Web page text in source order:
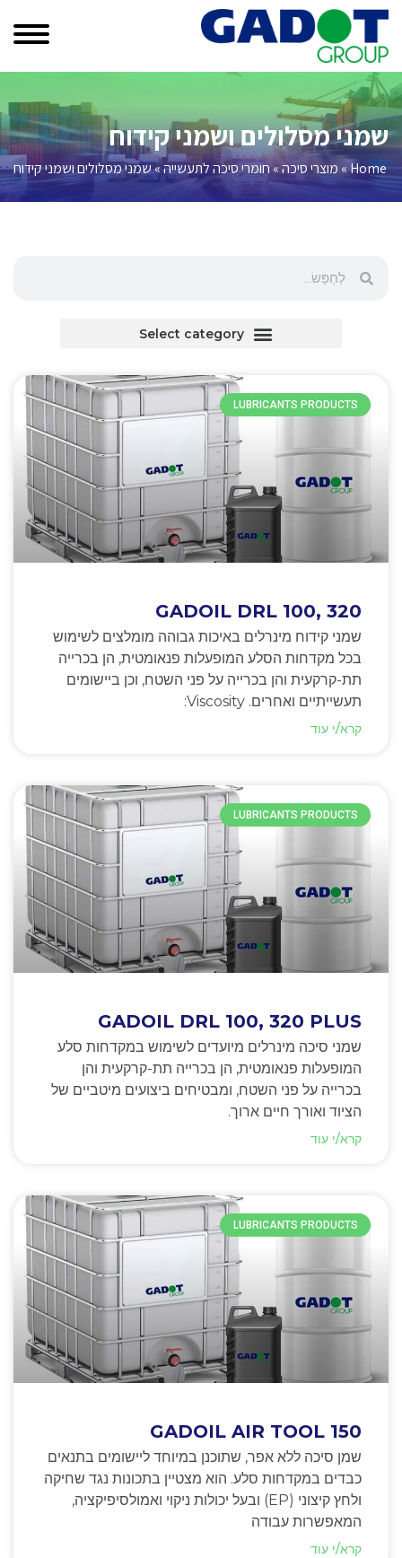
שמני מסלולים ושמני קידוח
Home
» מוצרי סיכה»חומרי סיכה לתעשייה»שמני מסלולים ושמני קידוח
LUBRICANTS PRODUCTS
GADOIL DRL 100, 320
שמני קידוח מינרלים באיכות גבוהה מומלצים לשימוש
בכל מקדחות הסלע המופעלות פנאומטית, הן בכרייה
תת-קרקעית והן בכרייה על פני השטח, וכן ביישומים
תעשייתיים ואחרים. Viscosity:
קרא/י עוד
LUBRICANTS PRODUCTS
GADOIL DRL 100, 320 PLUS
שמני סיכה מינרלים מיועדים לשימוש במקדחות סלע
המופעלות פנאומטית, הן בכרייה תת-קרקעית והן
בכרייה על פני השטח, ומבטיחים ביצועים מיטביים של
הציוד ואורך חיים ארוך.
קרא/י עוד
LUBRICANTS PRODUCTS
GADOIL AIR TOOL 150
שמן סיכה ללא אפר, שתוכנן במיוחד ליישומים בתנאים
כבדים במקדחות סלע. הוא מצטיין בתכונות נגד שחיקה
ולחץ קיצוני (EP) ובעל יכולות ניקוי ואמולסיפיקציה,
המאפשרות עבודה
קרא/י עוד